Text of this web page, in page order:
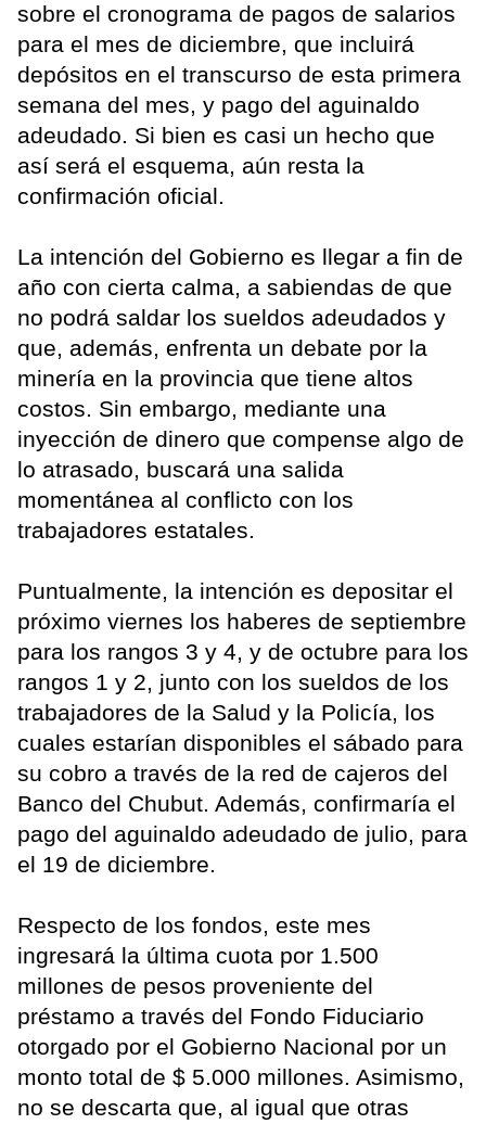
sobre el cronograma de pagos de salarios
para el mes de diciembre, que incluirá
depósitos en el transcurso de esta primera
semana del mes, y pago del aguinaldo
adeudado. Si bien es casi un hecho que
así será el esquema, aún resta la
confirmación oficial.
La intención del Gobierno es llegar a fin de
año con cierta calma, a sabiendas de que
no podrá saldar los sueldos adeudados y
que, además, enfrenta un debate por la
minería en la provincia que tiene altos
costos. Sin embargo, mediante una
inyección de dinero que compense algo de
lo atrasado, buscará una salida
momentánea al conflicto con los
trabajadores estatales.
Puntualmente, la intención es depositar el
próximo viernes los haberes de septiembre
para los rangos 3 y 4, y de octubre para los
rangos 1 y 2, junto con los sueldos de los
trabajadores de la Salud y la Policía, los
cuales estarían disponibles el sábado para
su cobro a través de la red de cajeros del
Banco del Chubut. Además, confirmaría el
pago del aguinaldo adeudado de julio, para
el 19 de diciembre.
Respecto de los fondos, este mes
ingresará la última cuota por 1.500
millones de pesos proveniente del
préstamo a través del Fondo Fiduciario
otorgado por el Gobierno Nacional por un
monto total de $ 5.000 millones. Asimismo,
no se descarta que, al igual que otras